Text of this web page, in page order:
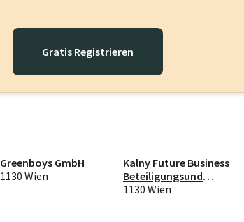
Gratis Registrieren
Greenboys GmbH
1130 Wien
Kalny Future Business
Beteiligungsund
Beratungsgesellscha
1130 Wien